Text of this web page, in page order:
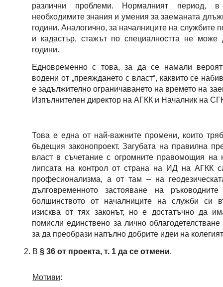
различни проблеми. Нормалният период,
необходимите знания и умения за заеманата
години. Аналогично, за началниците на службите
и кадастър, стажът по специалността не
години.
Едновременно с това, за да се намали
водени от „преяждането с власт“, каквито се
е задължително ограничаването на времето на
Изпълнителен директор на АГКК и Началник на
Това е една от най-важните промени, които
бъдещия законопроект. Загубата на правилна
власт в съчетание с огромните правомощия
липсата на контрол от страна на ИД на АГКК
професионализма, а от там – на
дълговременното застояване на
болшинството от началниците на служби си
изисква от тях законът, но е достатъчно да
помисли единствено за лично
за да преобрази напълно добрите идеи на
В § 36 от проекта, т. 1 да се отмени.
Мотиви: